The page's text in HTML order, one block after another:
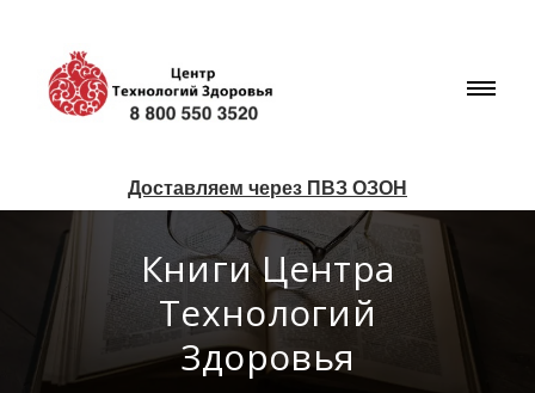
Доставляем через ПВЗ ОЗОН
Книги Центра
Технологий
Здоровья